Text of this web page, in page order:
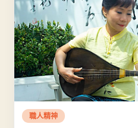
職人精神